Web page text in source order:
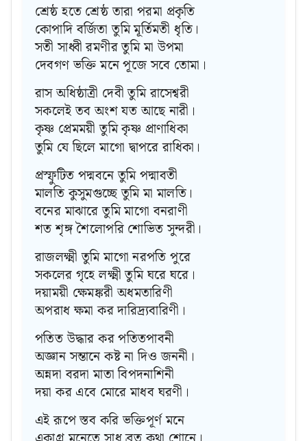
শ্রেষ্ঠ হতে শ্রেষ্ঠ তারা পরমা প্রকৃতি
কোপাদি বর্জিতা তুমি মূর্তিমতী ধৃতি।
সতী সাধ্বী রমণীর তুমি মা উপমা
দেবগণ ভক্তি মনে পূজে সবে তোমা।
রাস অধিষ্ঠাত্রী দেবী তুমি রাসেশ্বরী
সকলেই তব অংশ যত আছে নারী।
কৃষ্ণ প্রেমময়ী তুমি কৃষ্ণ প্রাণাধিকা
তুমি যে ছিলে মাগো দ্বাপরে রাধিকা।
প্রস্ফুটিত পদ্মবনে তুমি পদ্মাবতী
মালতি কুসুমগুচ্ছে তুমি মা মালতি।
বনের মাঝারে তুমি মাগো বনরাণী
শত শৃঙ্গ শৈলোপরি শোভিত সুন্দরী।
রাজলক্ষ্মী তুমি মাগো নরপতি পুরে
সকলের গৃহে লক্ষ্মী তুমি ঘরে ঘরে।
দয়াময়ী ক্ষেমঙ্করী অধমতারিণী
অপরাধ ক্ষমা কর দারিদ্র্যবারিণী।
পতিত উদ্ধার কর পতিতপাবনী
অজ্ঞান সন্তানে কষ্ট না দিও জননী।
অন্নদা বরদা মাতা বিপদনাশিনী
দয়া কর এবে মোরে মাধব ঘরণী।
এই রূপে স্তব করি ভক্তিপূর্ণ মনে